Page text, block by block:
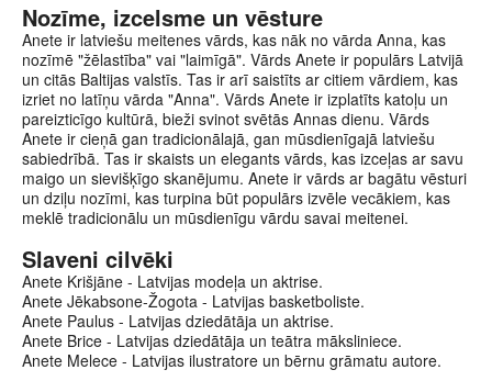
Nozīme, izcelsme un vēsture
Anete ir latviešu meitenes vārds, kas nāk no vārda Anna, kas
nozīmē "žēlastība" vai "laimīgā". Vārds Anete ir populārs Latvijā
un citās Baltijas valstīs. Tas ir arī saistīts ar citiem vārdiem, kas
izriet no latīņu vārda "Anna". Vārds Anete ir izplatīts katoļu un
pareizticīgo kultūrā, bieži svinot svētās Annas dienu. Vārds
Anete ir cieņā gan tradicionālajā, gan mūsdienīgajā latviešu
sabiedrībā. Tas ir skaists un elegants vārds, kas izceļas ar savu
maigo un sievišķīgo skanējumu. Anete ir vārds ar bagātu vēsturi
un dziļu nozīmi, kas turpina būt populārs izvēle vecākiem, kas
meklē tradicionālu un mūsdienīgu vārdu savai meitenei.
Slaveni cilvēki
Anete Krišjāne - Latvijas modeļa un aktrise.
Anete Jēkabsone-Žogota - Latvijas basketboliste.
Anete Paulus - Latvijas dziedātāja un aktrise.
Anete Brice - Latvijas dziedātāja un teātra māksliniece.
Anete Melece - Latvijas ilustratore un bērnu grāmatu autore.